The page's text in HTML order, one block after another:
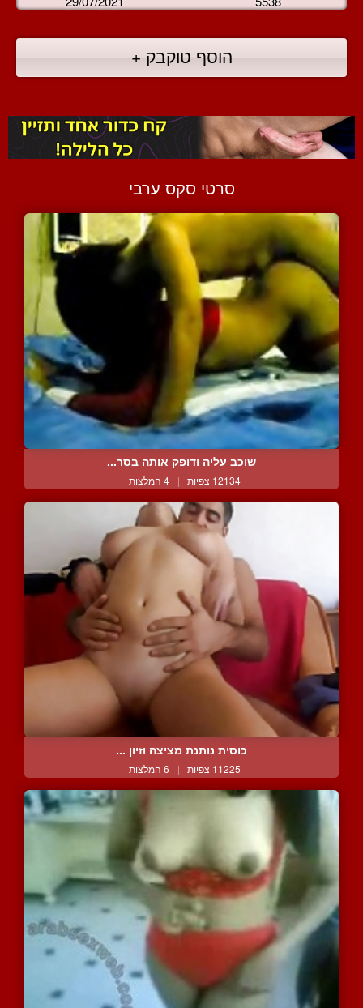
הוסף טוקבק +
סרטי סקס ערבי
שוכב עליה ודופק אותה בסר...
12134 צפיות | 4 המלצות
כוסית נותנת מציצה וזיון ...
11225 צפיות | 6 המלצות